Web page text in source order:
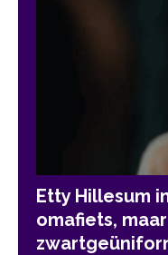
Etty Hillesum
omafiets,